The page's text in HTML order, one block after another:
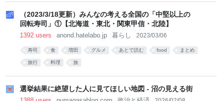
（2023/3/18更新）みんなの考える全国の「中堅以上の
回転寿司」①【北海道・東北・関東甲信・北陸】
1392 users anond.hatelabo.jp 暮らし 2023/03/06
寿司 食 増田 グルメ あとで読む food まとめ
旅行 料理 旅
選挙結果に絶望した人に見てほしい地図 - 沼の見える街